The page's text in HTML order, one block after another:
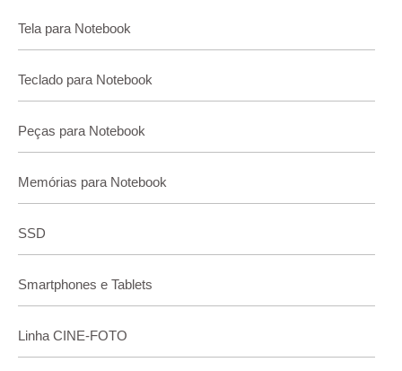
Tela para Notebook
Teclado para Notebook
Peças para Notebook
Memórias para Notebook
SSD
Smartphones e Tablets
Linha CINE-FOTO